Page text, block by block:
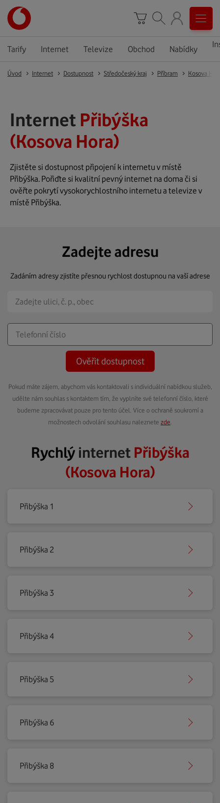
Tarify Internet Televize Obchod Nabídky
Úvod Internet Dostupnost Středočeský kraj Příbram Kosova
Internet Přibýška
(Kosova Hora)
Zjistěte si dostupnost připojení k internetu v místě
Přibýška. Pořiďte si kvalitní pevný internet na doma či si
ověřte pokrytí vysokorychlostního internetu a televize v
místě Přibýška.
Zadejte adresu
Zadáním adresy zjistíte přesnou rychlost dostupnou na vaší adrese
Ověřit dostupnost
Pokud máte zájem, abychom vás kontaktovali s individuální nabídkou služeb,
udělte nám souhlas s kontaktem tím, že vyplníte své telefonní číslo, které
budeme zpracovávat pouze pro tento účel. Více o ochraně soukromí a
možnostech odvolání souhlasu naleznete zde
Rychlýinternet Přibýška
(Kosova Hora)
Přibýška 1
Přibýška 2
Přibýška 3
Přibýška 4
Přibýška 5
Přibýška 6
Přibýška 8